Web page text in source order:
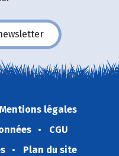
Mentions légales
CGU
Plan du site